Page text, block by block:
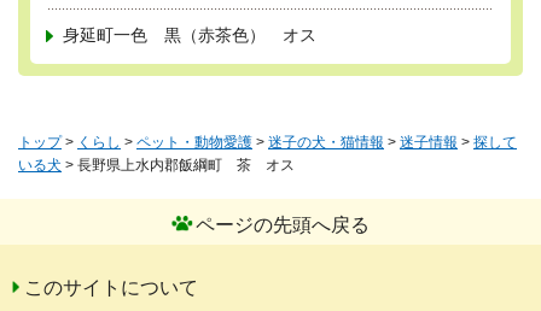
身延町一色 黒（赤茶色） オス
トップ> くらし > ペット・動物愛護 > 迷子の犬・猫情報 > 迷子情報 > 探して
いる犬 > 長野県上水内郡飯綱町 茶 オス
ページの先頭へ戻る
このサイトについて